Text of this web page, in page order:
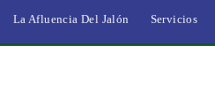
La Afluencia Del Jalón Servicios